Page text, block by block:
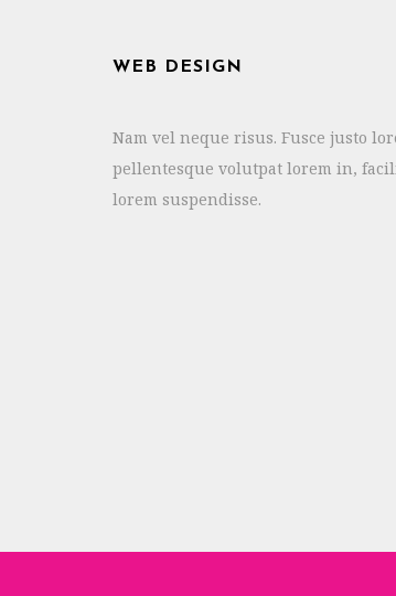
WEB DESIGN
Nam vel neque risus. Fusce justo
pellentesque volutpat lorem in,
lorem suspendisse.